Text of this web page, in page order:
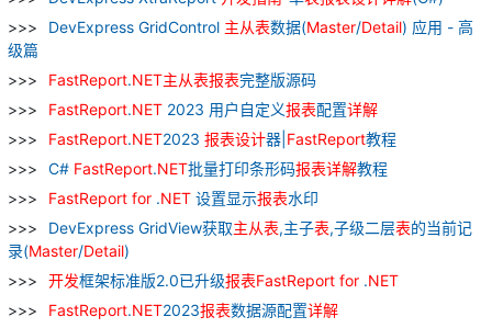
DevExpress GridControl 主从表数据(Master/Detail) 应用 - 高
级篇
FastReport.NET主从表报表完整版源码
FastReport.NET 2023 用户自定义报表配置详解
FastReport.NET2023 报表设计器| FastReport教程
C# FastReport.NET批量打印条形码报表详解教程
FastReport for .NET 设置显示报表水印
DevExpress GridView获取主从表,主子表,子级二层表的当前记
录(Master/Detail)
开发框架标准版2.0已升级报表FastReport for .NET
FastReport.NET2023报表数据源配置详解